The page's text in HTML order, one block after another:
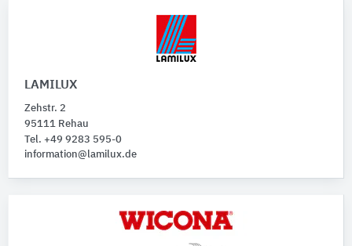
LAMILUX
Zehstr. 2
95111 Rehau
Tel. +49 9283 595-0
information@lamilux.de